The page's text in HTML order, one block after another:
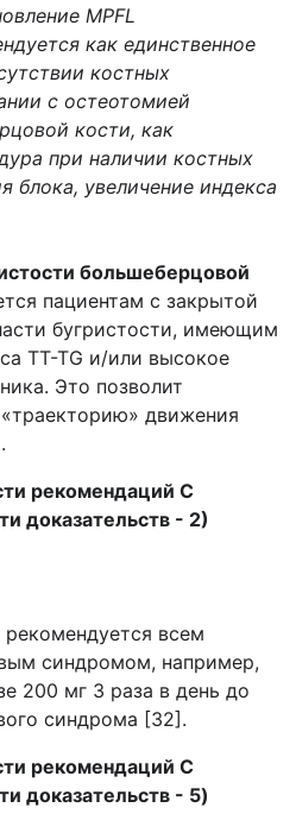
MPFL
как единственное
костных
с остеотомией
кости, как
при наличии костных
блока, увеличение индекса
большеберцовой
пациентам с закрытой
бугристости, имеющим
TT-TG и/или высокое
Это позволит
движения
рекомендаций С
доказательств - 2)
всем
синдромом, например,
200 мг 3 раза в день до
синдрома [32].
рекомендаций C
доказательств - 5)